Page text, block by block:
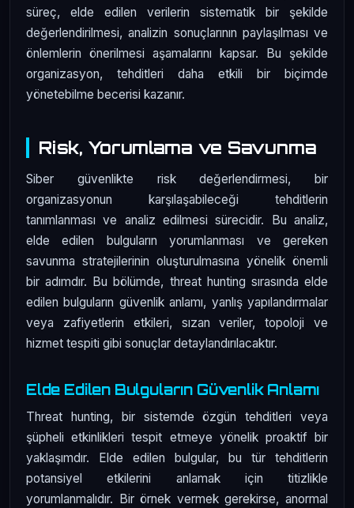
süreç, elde edilen verilerin sistematik bir şekilde
değerlendirilmesi, analizin sonuçlarının paylaşılması ve
önlemlerin önerilmesi aşamalarını kapsar. Bu şekilde
organizasyon, tehditleri daha etkili bir biçimde
yönetebilme becerisi kazanır.
Risk, Yorumlama ve Savunma
Siber güvenlikte risk değerlendirmesi, bir
organizasyonun karşılaşabileceği tehditlerin
tanımlanması ve analiz edilmesi sürecidir. Bu analiz,
elde edilen bulguların yorumlanması ve gereken
savunma stratejilerinin oluşturulmasına yönelik önemli
bir adımdır. Bu bölümde, threat hunting sırasında elde
edilen bulguların güvenlik anlamı, yanlış yapılandırmalar
veya zafiyetlerin etkileri, sızan veriler, topoloji ve
hizmet tespiti gibi sonuçlar detaylandırılacaktır.
Elde Edilen Bulguların Güvenlik Anlamı
Threat hunting, bir sistemde özgün tehditleri veya
şüpheli etkinlikleri tespit etmeye yönelik proaktif bir
yaklaşımdır. Elde edilen bulgular, bu tür tehditlerin
potansiyel etkilerini anlamak için titizlikle
yorumlanmalıdır. Bir örnek vermek gerekirse, anormal